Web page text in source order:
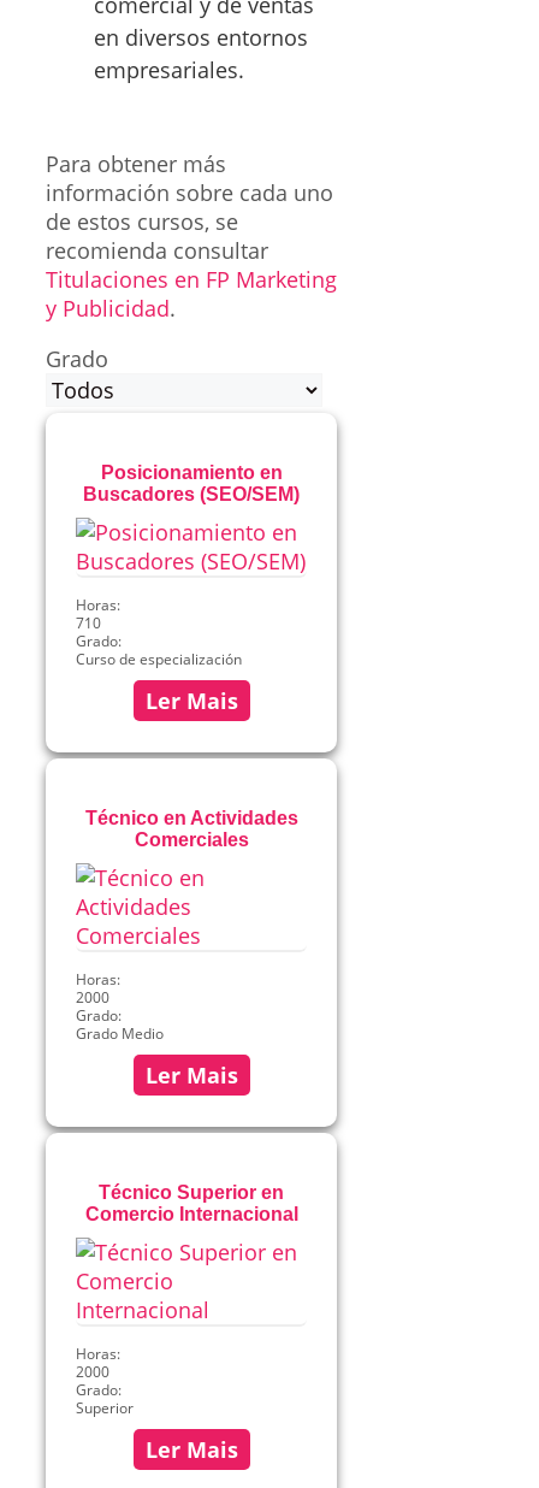
en diversos entornos
empresariales.
Para obtener más
información sobre cada uno
de estos cursos, se
recomienda consultar
Titulaciones en FP Marketing
y Publicidad.
Grado
Posicionamiento en
Buscadores (SEO/SEM)
Horas:
710
Grado:
Curso de especialización
Ler Mais
Técnico en Actividades
Comerciales
Horas:
2000
Grado:
Grado Medio
Ler Mais
Técnico Superior en
Comercio Internacional
Horas:
2000
Grado:
Superior
Ler Mais